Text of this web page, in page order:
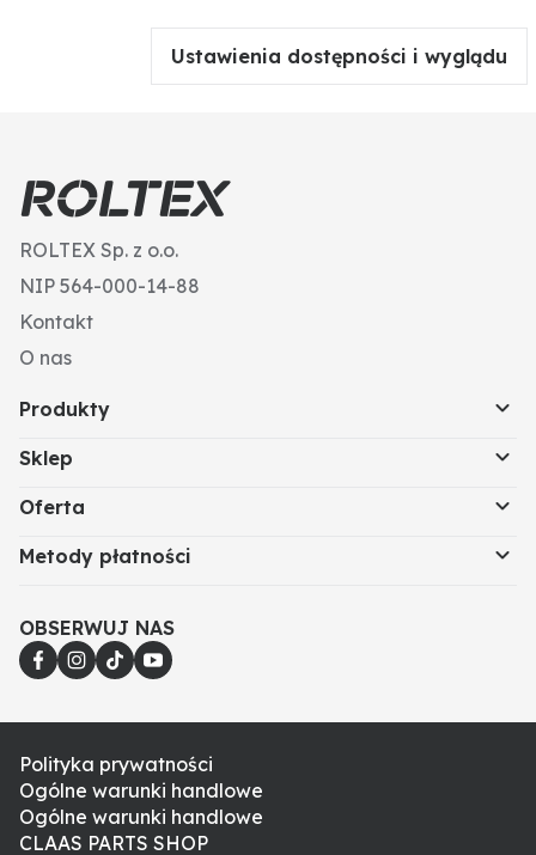
Ustawienia dostępności i wyglądu
ROLTEX Sp. z o.o.
NIP 564-000-14-88
Kontakt
O nas
Produkty
Sklep
Oferta
Metody płatności
OBSERWUJ NAS
Polityka prywatności
Ogólne warunki handlowe
Ogólne warunki handlowe
CLAAS PARTS SHOP